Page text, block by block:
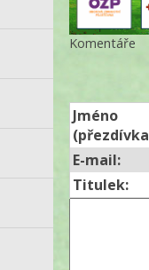
Komentáře
Jméno
E-mail:
Titulek: